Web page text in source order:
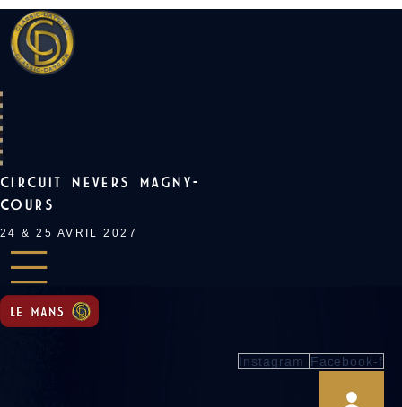
Skip
to
content
CIRCUIT NEVERS MAGNY-
COURS
24 & 25 AVRIL 2027
Instagram Facebook-f